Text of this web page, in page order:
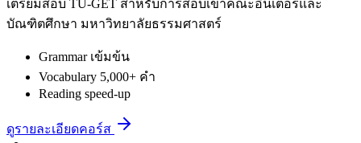
เตรียมสอบ TU-GET สำหรับการสอบเข้าคณะอินเตอร์และ
บัณฑิตศึกษา มหาวิทยาลัยธรรมศาสตร์
Grammar เข้มข้น
Vocabulary 5,000+ คำ
Reading speed-up
ดูรายละเอียดคอร์ส